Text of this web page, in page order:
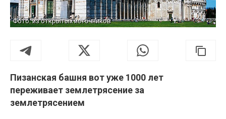
Фото: из открытых источников
Пизанская башня вот уже 1000 лет
переживает землетрясение за
землетрясением